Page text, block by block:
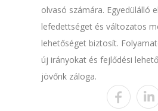
olvasó számára. Egyedülálló
lefedettséget és változatos
lehetőséget biztosít.
új irányokat és fejlődési
jövőnk záloga.